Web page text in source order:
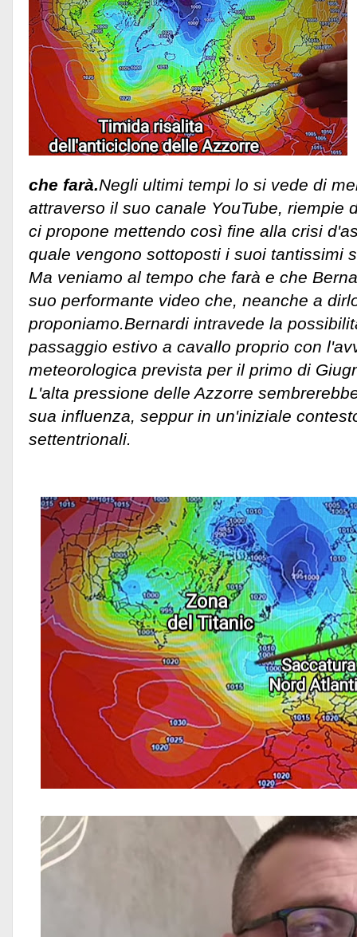
che farà.Negli ultimi tempi lo si vede di
attraverso il suo canale YouTube, riempie
ci propone mettendo così fine alla crisi
quale vengono sottoposti i suoi tantissimi
Ma veniamo al tempo che farà e che
suo performante video che, neanche a
proponiamo. Bernardi intravede la
passaggio estivo a cavallo proprio con
meteorologica prevista per il primo di
L'alta pressione delle Azzorre
sua influenza, seppur in un'iniziale
settentrionali.